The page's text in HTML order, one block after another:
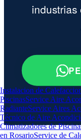
Instalacion de
PiscinasService Aire
RadianteService Aires
Técnico de Aire
Climatizadores de
en RosarioService de